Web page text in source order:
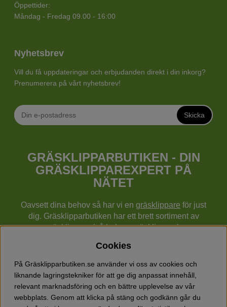
Öppettider:
Måndag - Fredag 09.00 - 16:00
Nyhetsbrev
Vill du få uppdateringar och erbjudanden direkt i din inkorg?
Prenumerera på vårt nyhetsbrev!
Skicka
GRÄSKLIPPARBUTIKEN - DIN
GRÄSKLIPPAREXPERT PÅ
NÄTET
Oavsett dina behov så har vi en gräsklippare för just
dig. Gräsklipparbutiken har ett brett sortiment av
gräsklippare (gå bakom gräsklippare),
cylindergräsklippare, traktorer mm från Husqvarna,
Klippo och Gardena.
Utöver gräsklippare finns också ett brett sortiment hos
Gräsklipparbutiken med skog & trädgårdsprodukter så
som grästrimmers, röjsågar, motorsågar, häcksaxar,
jordfräsar, lövblåsar, snöslungor, vertikalskärare, elverk,
Cookies
På Gräsklipparbutiken.se använder vi oss av cookies och
liknande lagringstekniker för att ge dig anpassat innehåll,
relevant marknadsföring och en bättre upplevelse av vår
webbplats. Genom att klicka på stäng och godkänn går du